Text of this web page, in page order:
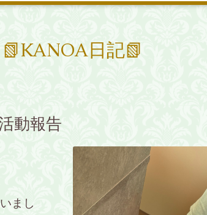
📗KANOA日記📗
動報告
まし